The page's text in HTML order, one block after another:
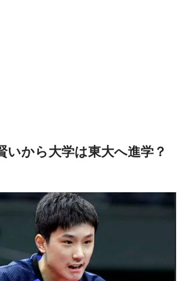
いから大学は東大へ進学？